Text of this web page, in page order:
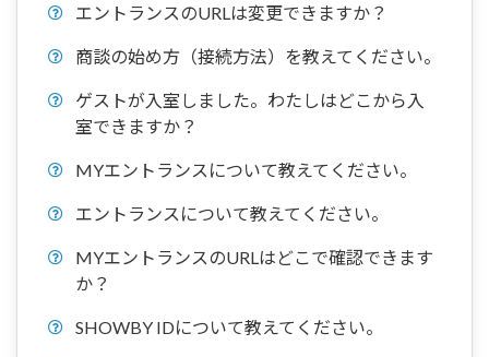
エントランスのURLは変更できますか？
商談の始め方（接続方法）を教えてください。
ゲストが入室しました。わたしはどこから入
室できますか？
MYエントランスについて教えてください。
エントランスについて教えてください。
MYエントランスのURLはどこで確認できます
か？
SHOWBY IDについて教えてください。